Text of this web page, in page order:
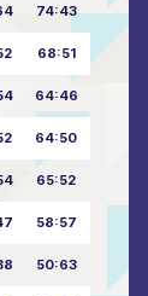
74:43
68:51
64:46
64:50
65:52
58:57
50:63